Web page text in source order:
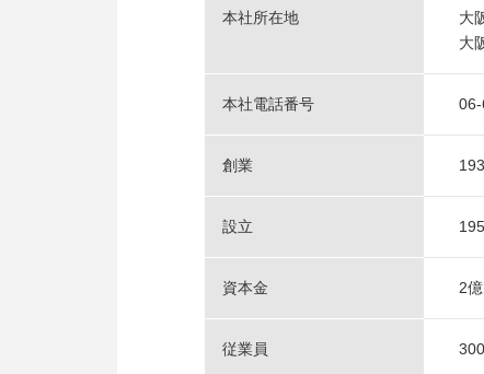
本社所在地
大
大
本社電話番号
創業
設立
資本金 2
従業員